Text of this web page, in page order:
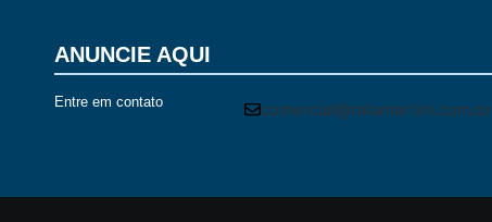
ANUNCIE AQUI
Entre em contato comercial@rafamartini.com.br